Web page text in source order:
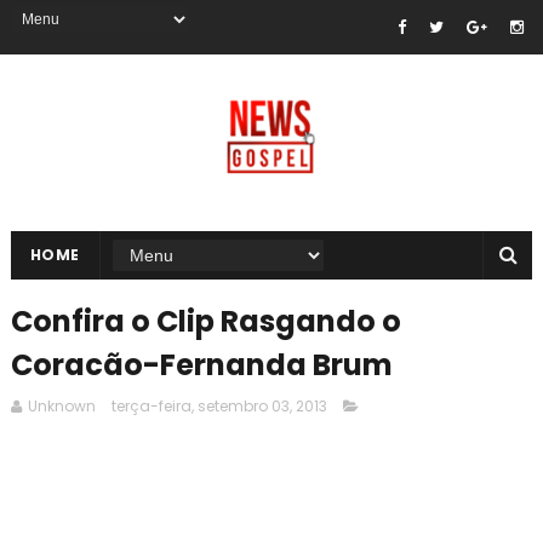
HOME
Confira o Clip Rasgando o
Coracão-Fernanda Brum
Unknown terça-feira, setembro 03, 2013